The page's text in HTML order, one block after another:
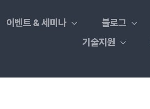
이벤트 & 세미나 블로그
기술지원